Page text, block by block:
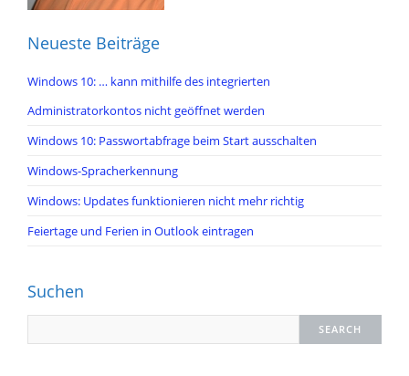
Neueste Beiträge
Windows 10: … kann mithilfe des integrierten
Administratorkontos nicht geöffnet werden
Windows 10: Passwortabfrage beim Start ausschalten
Windows-Spracherkennung
Windows: Updates funktionieren nicht mehr richtig
Feiertage und Ferien in Outlook eintragen
Suchen